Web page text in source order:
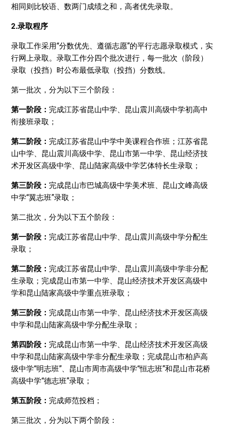
相同则比较语、数两门成绩之和，高者优先录取。
2.录取程序
录取工作采用“分数优先、遵循志愿”的平行志愿录取模式，实
行网上录取。录取工作分四个批次进行，每一批次（阶段）
录取（投挡）时公布最低录取（投挡）分数线。
第一批次，分为以下三个阶段：
第一阶段： 完成江苏省昆山中学、昆山震川高级中学初高中
衔接班录取；
第二阶段： 完成江苏省昆山中学中美课程合作班；江苏省昆
山中学、昆山震川高级中学、昆山市第一中学、昆山经济技
术开发区高级中学、昆山陆家高级中学艺体特长生录取；
第三阶段： 完成昆山市巴城高级中学美术班、昆山文峰高级
中学“翼志班”录取；
第二批次，分为以下五个阶段：
第一阶段： 完成江苏省昆山中学、昆山震川高级中学分配生
录取；
第二阶段： 完成江苏省昆山中学、昆山震川高级中学非分配
生录取；完成昆山市第一中学、昆山经济技术开发区高级中
学和昆山陆家高级中学重点班录取；
第三阶段： 完成昆山市第一中学、昆山经济技术开发区高级
中学和昆山陆家高级中学分配生录取；
第四阶段： 完成昆山市第一中学、昆山经济技术开发区高级
中学和昆山陆家高级中学非分配生录取；完成昆山市柏庐高
级中学“明志班”、昆山市周市高级中学“恒志班”和昆山市花桥
高级中学“德志班”录取；
第五阶段： 完成师范投档；
第三批次，分为以下两个阶段：